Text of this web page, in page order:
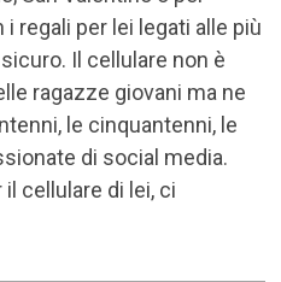
regali per lei legati alle più
Il cellulare non è
ragazze giovani ma ne
le cinquantenni, le
di social media.
cellulare di lei, ci